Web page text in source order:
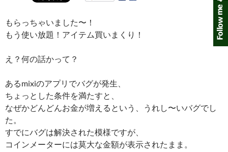
もらっちゃいました〜！
もう使い放題！アイテム買いまくり！
え？何の話かって？
あるmixiのアプリでバグが発生、
ちょっとした条件を満たすと、
なぜかどんどんお金が増えるという、うれし〜いバグでし
た。
すでにバグは解決された模様ですが、
コインメーターには莫大な金額が表示されたまま。